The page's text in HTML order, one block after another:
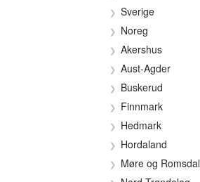
Sverige
Noreg
Akershus
Aust-Agder
Buskerud
Finnmark
Hedmark
Hordaland
Møre og Romsdal